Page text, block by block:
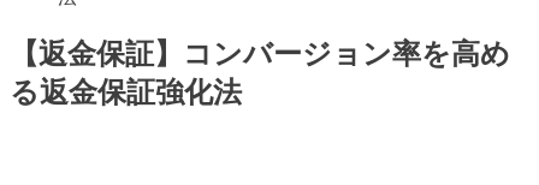
【返金保証】コンバージョン率を高め
る返金保証強化法